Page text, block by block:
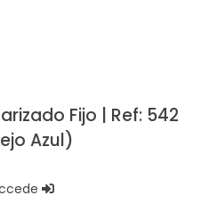
Fijo | Ref: 542
Azul)